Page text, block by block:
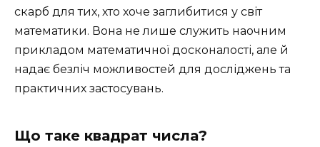
скарб для тих, хто хоче заглибитися у світ
математики. Вона не лише служить наочним
прикладом математичної досконалості, але й
надає безліч можливостей для досліджень та
практичних застосувань.
Що таке квадрат числа?